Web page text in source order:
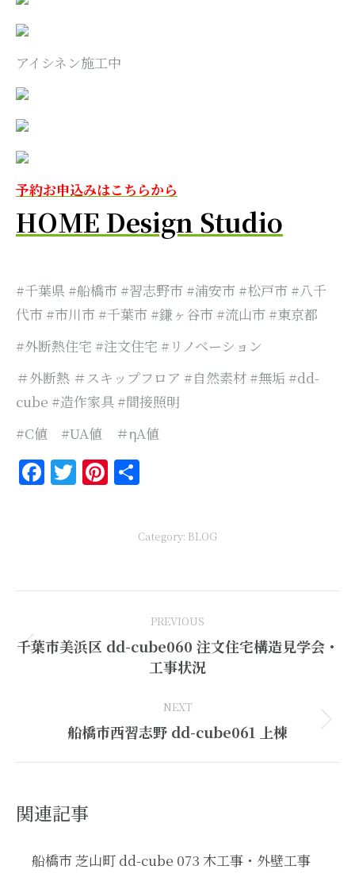
アイシネン施工中
予約お申込みはこちらから
HOME Design Studio
#千葉県 #船橋市 #習志野市 #浦安市 #松戸市 #八千
代市 #市川市 #千葉市 #鎌ヶ谷市 #流山市 #東京都
#外断熱住宅 #注文住宅 #リノベーション
＃外断熱 ＃スキップフロア #自然素材 #無垢 #dd-
cube #造作家具 #間接照明
#C値 #UA値 ＃ηA値
Facebook
Twitter
Pinterest
Category: BLOG
PREVIOUS
Previous
post:
千葉市美浜区 dd-cube060 注文住宅構造見学会・
工事状況
NEXT
Next
船橋市西習志野 dd-cube061 上棟
関連記事
船橋市 芝山町 dd-cube 073 木工事・外壁工事